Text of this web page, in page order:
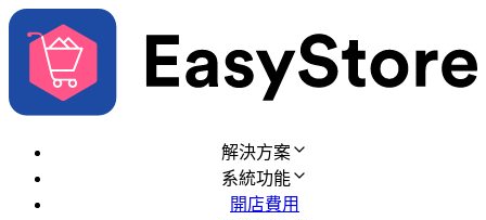
解決方案
系統功能
開店費用